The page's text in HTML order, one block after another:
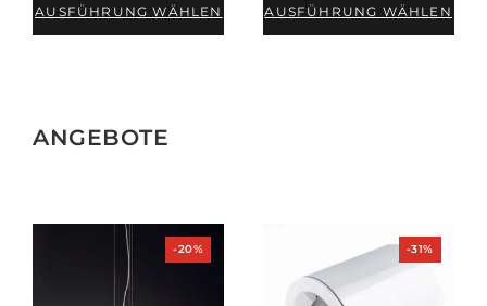
AUSFÜHRUNG WÄHLEN AUSFÜHRUNG WÄHLEN
ANGEBOTE
-20%Produkt
im
-31%Produkt
im